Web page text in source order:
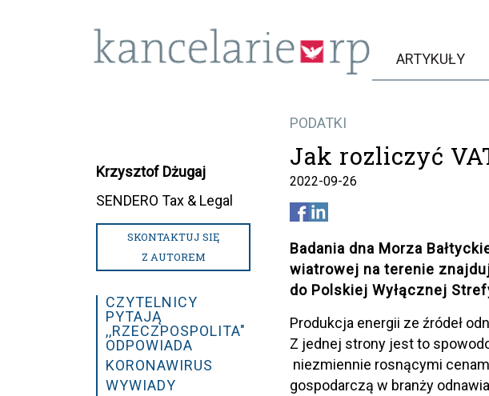
ARTYKUŁY
PODATKI
Jak rozliczyć
2022-09-26
Badania dna Morza
wiatrowej na terenie
do Polskiej Wyłącznej
Produkcja energii ze źródeł
Z jednej strony jest to
niezmiennie rosnącymi
gospodarczą w branży
Krzysztof Dżugaj
SENDERO Tax & Legal
SKONTAKTUJ SIĘ
Z AUTOREM
CZYTELNICY
PYTAJĄ
,,RZECZPOSPOLITA"
ODPOWIADA
KORONAWIRUS
WYWIADY